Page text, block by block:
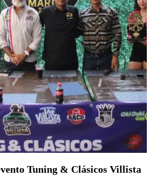
Tuning & Clásicos Villista